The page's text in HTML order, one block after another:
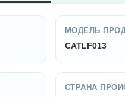
МОДЕЛЬ
CATLF013
СТРАНА